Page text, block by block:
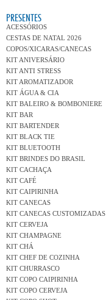
PRESENTES
ACESSÓRIOS
CESTAS DE NATAL 2026
COPOS/XICARAS/CANECAS
KIT ANIVERSÁRIO
KIT ANTI STRESS
KIT AROMATIZADOR
KIT ÁGUA & CIA
KIT BALEIRO & BOMBONIERE
KIT BAR
KIT BARTENDER
KIT BLACK TIE
KIT BLUETOOTH
KIT BRINDES DO BRASIL
KIT CACHAÇA
KIT CAFÉ
KIT CAIPIRINHA
KIT CANECAS
KIT CANECAS CUSTOMIZADAS
KIT CERVEJA
KIT CHAMPAGNE
KIT CHÁ
KIT CHEF DE COZINHA
KIT CHURRASCO
KIT COPO CAIPIRINHA
KIT COPO CERVEJA